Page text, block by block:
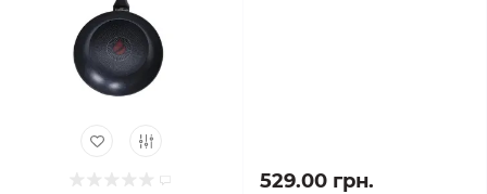
529.00 грн.